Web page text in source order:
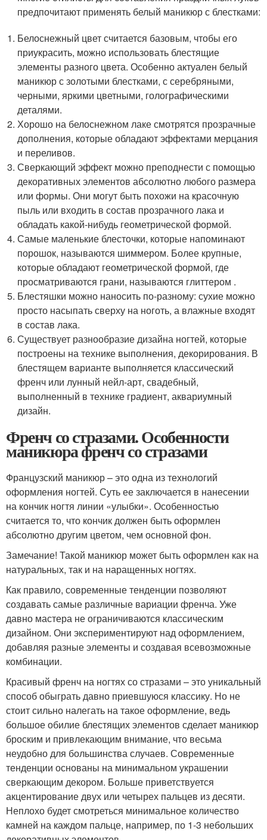
предпочитают применять белый маникюр с блестками:
Белоснежный цвет считается базовым, чтобы его
приукрасить, можно использовать блестящие
элементы разного цвета. Особенно актуален белый
маникюр с золотыми блестками, с серебряными,
черными, яркими цветными, голографическими
деталями.
Хорошо на белоснежном лаке смотрятся прозрачные
дополнения, которые обладают эффектами мерцания
и переливов.
Сверкающий эффект можно преподнести с помощью
декоративных элементов абсолютно любого размера
или формы. Они могут быть похожи на красочную
пыль или входить в состав прозрачного лака и
обладать какой-нибудь геометрической формой.
Самые маленькие блесточки, которые напоминают
порошок, называются шиммером. Более крупные,
которые обладают геометрической формой, где
просматриваются грани, называются глиттером .
Блестяшки можно наносить по-разному: сухие можно
просто насыпать сверху на ноготь, а влажные входят
в состав лака.
Существует разнообразие дизайна ногтей, которые
построены на технике выполнения, декорирования. В
блестящем варианте выполняется классический
френч или лунный нейл-арт, свадебный,
выполненный в технике градиент, аквариумный
дизайн.
Френч со стразами. Особенности
маникюра френч со стразами
Французский маникюр – это одна из технологий
оформления ногтей. Суть ее заключается в нанесении
на кончик ногтя линии «улыбки». Особенностью
считается то, что кончик должен быть оформлен
абсолютно другим цветом, чем основной фон.
Замечание! Такой маникюр может быть оформлен как на
натуральных, так и на наращенных ногтях.
Как правило, современные тенденции позволяют
создавать самые различные вариации френча. Уже
давно мастера не ограничиваются классическим
дизайном. Они экспериментируют над оформлением,
добавляя разные элементы и создавая всевозможные
комбинации.
Красивый френч на ногтях со стразами – это уникальный
способ обыграть давно приевшуюся классику. Но не
стоит сильно налегать на такое оформление, ведь
большое обилие блестящих элементов сделает маникюр
броским и привлекающим внимание, что весьма
неудобно для большинства случаев. Современные
тенденции основаны на минимальном украшении
сверкающим декором. Больше приветствуется
акцентирование двух или четырех пальцев из десяти.
Неплохо будет смотреться минимальное количество
камней на каждом пальце, например, по 1-3 небольших